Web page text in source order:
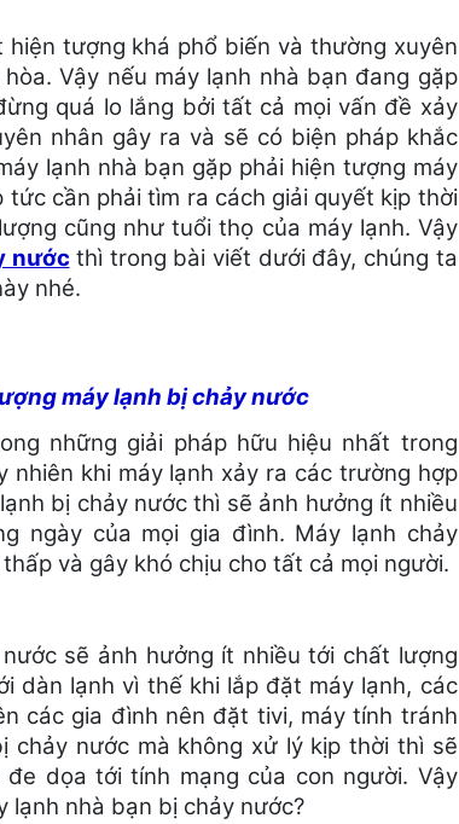
tượng khá phổ biến và thường xuyên
Vậy nếu máy lạnh nhà bạn đang gặp
quá lo lắng bởi tất cả mọi vấn đề xảy
nhân gây ra và sẽ có biện pháp khắc
lạnh nhà bạn gặp phải hiện tượng máy
cần phải tìm ra cách giải quyết kịp thời
cũng như tuổi thọ của máy lạnh. Vậy
nướcthì trong bài viết dưới đây, chúng ta
nhé.
máy lạnh bị chảy nước
những giải pháp hữu hiệu nhất trong
nhiên khi máy lạnh xảy ra các trường hợp
bị chảy nước thì sẽ ảnh hưởng ít nhiều
ngày của mọi gia đình. Máy lạnh chảy
và gây khó chịu cho tất cả mọi người.
sẽ ảnh hưởng ít nhiều tới chất lượng
dàn lạnh vì thế khi lắp đặt máy lạnh, các
các gia đình nên đặt tivi, máy tính tránh
chảy nước mà không xử lý kịp thời thì sẽ
dọa tới tính mạng của con người. Vậy
lạnh nhà bạn bị chảy nước?